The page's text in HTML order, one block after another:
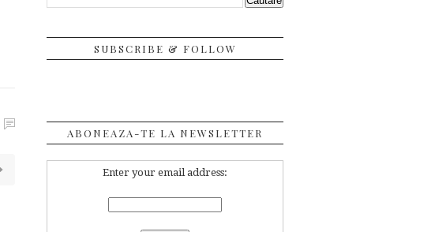
SUBSCRIBE & FOLLOW
ABONEAZA-TE LA NEWSLETTER
Enter your email address: